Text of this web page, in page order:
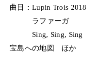
曲目：Lupin Trois 2018
ラファーガ
Sing, Sing, Sing
宝島への地図 ほか